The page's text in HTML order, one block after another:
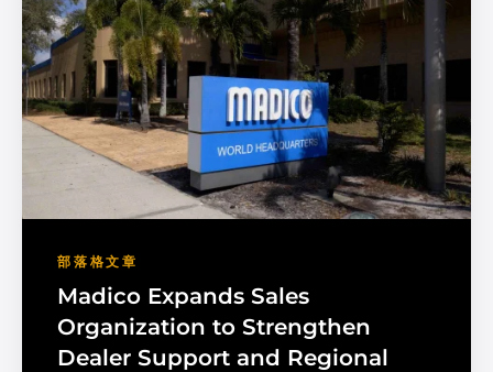
部落格文章
Madico Expands Sales
Organization to Strengthen
Dealer Support and Regional